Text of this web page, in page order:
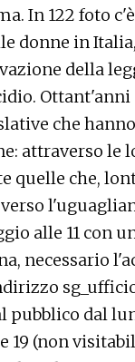
In 122 foto
donne in
della
che
attraverso le
quelle che,
alle 11 con
necessario
dal
19 (non